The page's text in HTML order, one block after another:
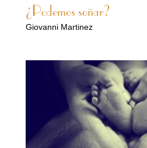
¿Podemos soñar?
Giovanni Martinez